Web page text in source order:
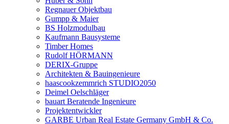
Regnauer Objektbau
Gumpp & Maier
BS Holzmodulbau
Kaufmann Bausysteme
Timber Homes
Rudolf HÖRMANN
DERIX-Gruppe
Architekten & Bauingenieure
haascookzemmrich STUDIO2050
Deimel Oelschläger
bauart Beratende Ingenieure
Projektentwickler
GARBE Urban Real Estate Germany GmbH & Co.